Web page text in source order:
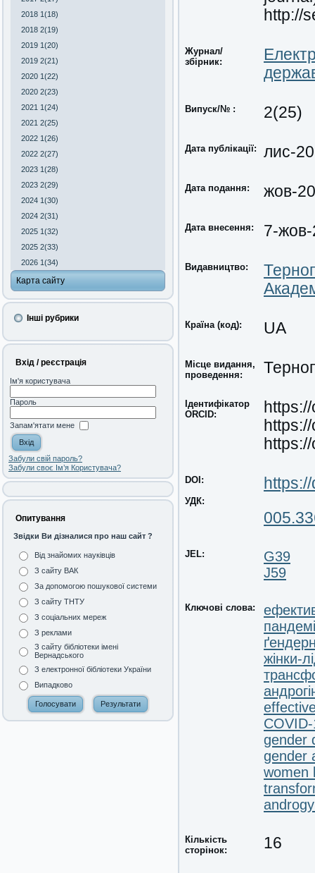
2018 1(18)
2018 2(19)
2019 1(20)
2019 2(21)
2020 1(22)
2020 2(23)
2021 1(24)
2021 2(25)
2022 1(26)
2022 2(27)
2023 1(28)
2023 2(29)
2024 1(30)
2024 2(31)
2025 1(32)
2025 2(33)
2026 1(34)
Карта сайту
Інші рубрики
Вхід / реєстрація
Ім'я користувача
Пароль
Запам'ятати мене
Забули свій пароль?
Забули своє Ім’я Користувача?
Опитування
Звідки Ви дізналися про наш сайт ?
Від знайомих науківців
З сайту ВАК
За допомогою пошукової системи
З сайту ТНТУ
З соціальних мереж
З реклами
З сайту бібліотеки імені
Вернадського
З електронної бібліотеки України
Випадково
http://
Журнал/
збірник:
Випуск/№ : 2(25)
Дата публікації: лис-
Дата подання: жов-
Дата внесення: 7-
Видавництво:
Країна (код): UA
Місце видання,
проведення:
Ідентифікатор
ORCID:
DOI:
УДК:
JEL:
G39
J59
Ключові слова:
жінки-
gender
gender
women
Кількість
сторінок:
16